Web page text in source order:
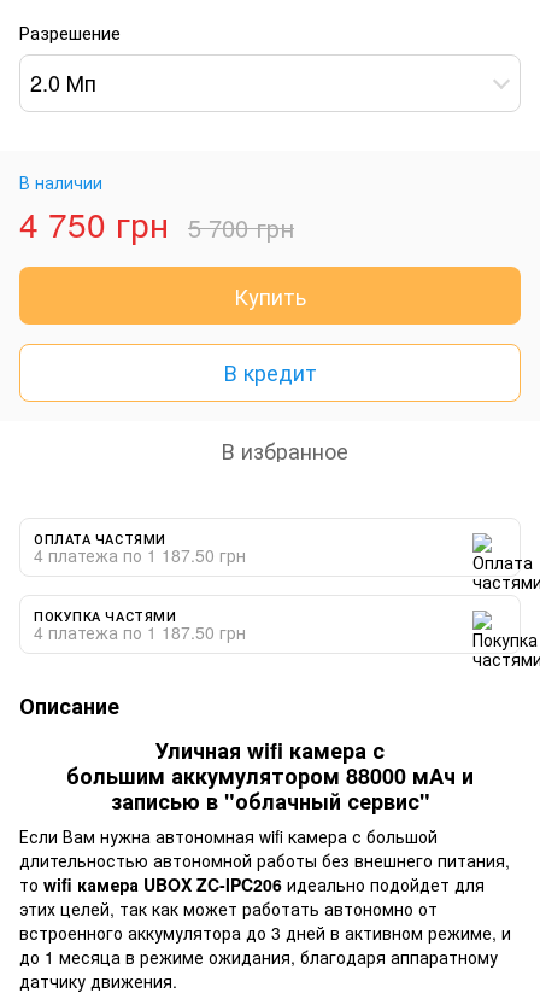
Разрешение
2.0 Мп
В наличии
4 750 грн 5 700 грн
Купить
В кредит
В избранное
ОПЛАТА ЧАСТЯМИ
4 платежа по 1 187.50 грн
ПОКУПКА ЧАСТЯМИ
4 платежа по 1 187.50 грн
Описание
Уличная wifi камера с
большим аккумулятором 88000 мАч и
записью в "облачный сервис"
Если Вам нужна автономная wifi камера с большой
длительностью автономной работы без внешнего питания,
то wifi камера UBOX ZC-IPC206 идеально подойдет для
этих целей, так как может работать автономно от
встроенного аккумулятора до 3 дней в активном режиме, и
до 1 месяца в режиме ожидания, благодаря аппаратному
датчику движения.